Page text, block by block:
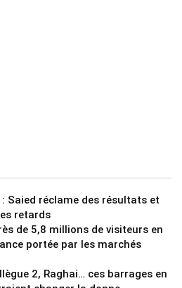
Saied réclame des résultats et
retards
de 5,8 millions de visiteurs en
portée par les marchés
2, Raghai… ces barrages en